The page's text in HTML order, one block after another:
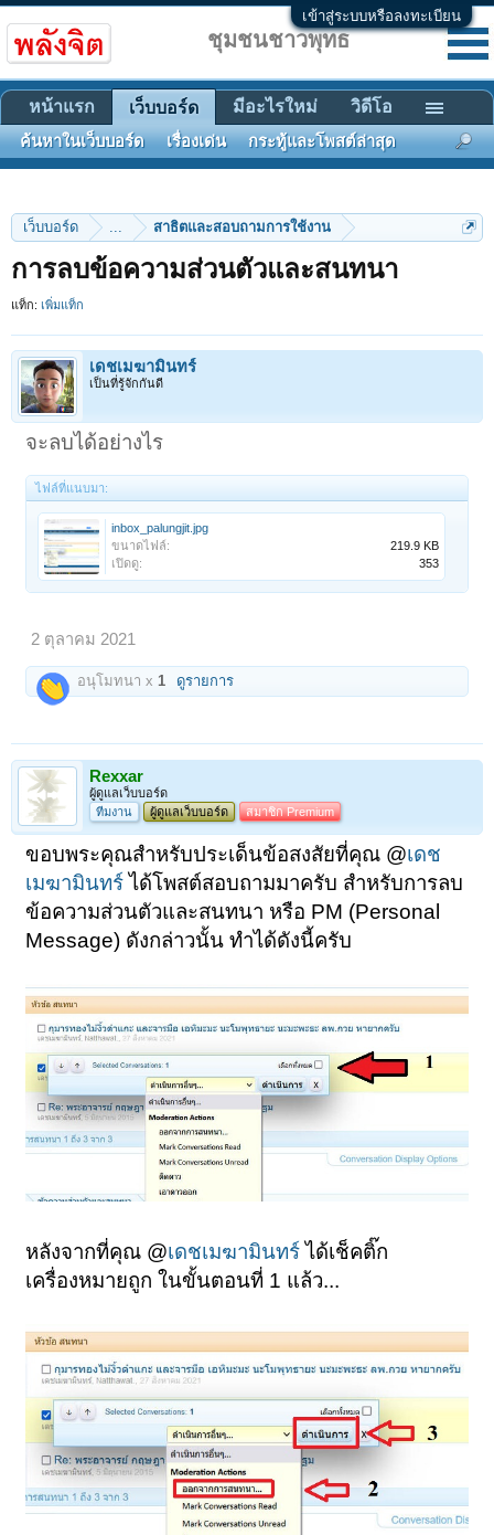
เข้าสู่ระบบหรือลงทะเบียน
เว็บบอร์ด ... สาธิตและสอบถามการใช้งาน
การลบข้อความส่วนตัวและสนทนา
แท็ก: เพิ่มแท็ก
เดชเมฆามินทร์
เป็นที่รู้จักกันดี
จะลบได้อย่างไร
ไฟล์ที่แนบมา:
inbox_palungjit.jpg
ขนาดไฟล์:
219.9 KB
เปิดดู:
353
2 ตุลาคม 2021
อนุโมทนา x1 ดูรายการ
Rexxar
ผู้ดูแลเว็บบอร์ด
ทีมงาน
ผู้ดูแลเว็บบอร์ด สมาชิก Premium
ขอบพระคุณสำหรับประเด็นข้อสงสัยที่คุณ @เดช
เมฆามินทร์ได้โพสต์สอบถามมาครับ สำหรับการลบ
ข้อความส่วนตัวและสนทนา หรือ PM (Personal
Message) ดังกล่าวนั้น ทำได้ดังนี้ครับ
หลังจากที่คุณ @เดชเมฆามินทร์ได้เช็คติ๊ก
เครื่องหมายถูก ในขั้นตอนที่ 1 แล้ว...
ชุมชนชาวพุทธ
หน้าแรก เว็บบอร์ด
ค้นหาในเว็บบอร์ด เรื่องเด่น กระทู้และโพสต์ล่าสุด
มีอะไรใหม่ วิดีโอ